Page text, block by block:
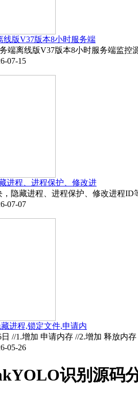
线版V37版本8小时服务端
端离线版V37版本8小时服务端监
07-15
进程、进程保护、修改进
，隐藏进程、进程保护、修改进程ID
07-07
进程,锁定文件,申请内
日 //1.增加 申请内存 //2.增加 释放内
05-26
识别源码